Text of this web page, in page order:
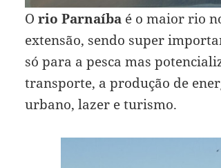
O rio Parnaíbaé o maior rio
extensão, sendo super
só para a pesca mas
transporte, a produção de
urbano, lazer e turismo.